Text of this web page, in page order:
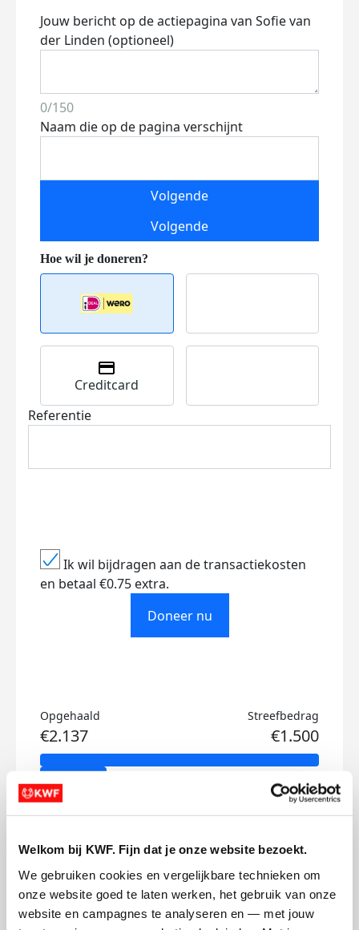
Welkom bij KWF. Fijn dat je onze website bezoekt.
We gebruiken cookies en vergelijkbare technieken om
onze website goed te laten werken, het gebruik van onze
website en campagnes te analyseren en — met jouw
Jouw bericht op de actiepagina van Sofie van
der Linden (optioneel)
0/150
Naam die op de pagina verschijnt
Volgende
Volgende
Creditcard
Referentie
Ik wil bijdragen aan de transactiekosten
en betaal €0.75 extra.
Doneer nu
Opgehaald
€2.137
Streefbedrag
€1.500
Doneer